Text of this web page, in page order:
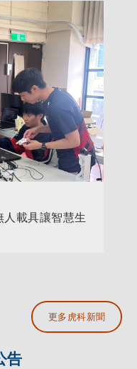
人載具讓智慧生
更多虎科新聞
告